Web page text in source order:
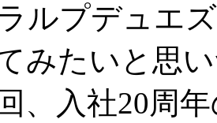
ルプデュエ
みたいと思
、入社20周